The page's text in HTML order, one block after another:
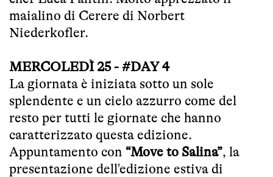
maialino di Cerere di Norbert
Niederkofler.
MERCOLEDÌ 25 - #DAY 4
La giornata è iniziata sotto un sole
splendente e un cielo azzurro come del
resto per tutti le giornate che hanno
caratterizzato questa edizione.
Appuntamento con “Move to Salina”, la
presentazione dell'edizione estiva di